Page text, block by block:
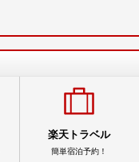
楽天トラベル
簡単宿泊予約！